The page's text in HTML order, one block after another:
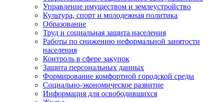
Управление имуществом и землеустройство
Культура, спорт и молодежная политика
Образование
Труд и социальная защита населения
Работы по снижению неформальной занятости
населения
Контроль в сфере закупок
Защита персональных данных
Формирование комфортной городской среды
Социально-экономическое развитие
Информация для освободившихся